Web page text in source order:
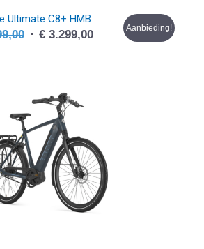
Ultimate C8+ HMB
Oorspronkelijke
€3.299,00HuidigeAanbieding!